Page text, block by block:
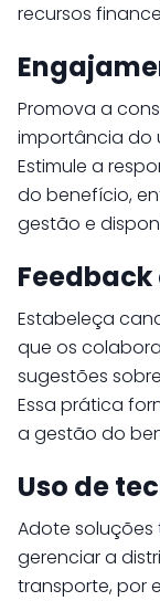
recursos
Promova a
importância do
Estimule a
do benefício,
gestão e
Estabeleça
que os
sugestões
Essa prática
a gestão do
Uso de
Adote
gerenciar a
transporte, por